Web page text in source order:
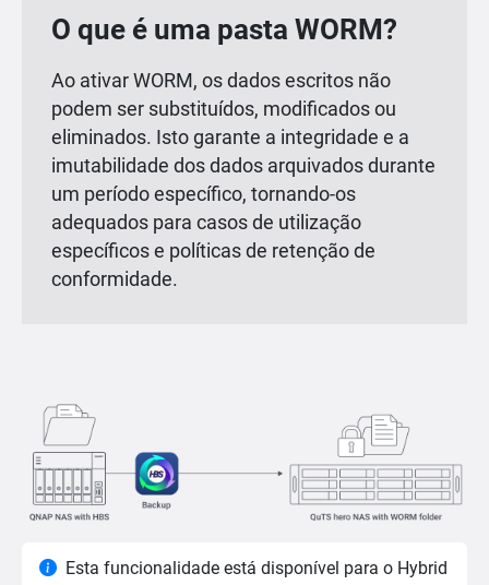
O que é uma pasta WORM?
Ao ativar WORM, os dados escritos não
podem ser substituídos, modificados ou
eliminados. Isto garante a integridade e a
imutabilidade dos dados arquivados durante
um período específico, tornando-os
adequados para casos de utilização
específicos e políticas de retenção de
conformidade.
Esta funcionalidade está disponível para o Hybrid